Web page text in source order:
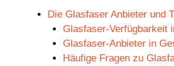
Die Glasfaser Anbieter und
Glasfaser-Verfügbarkeit
Glasfaser-Anbieter in
Häufige Fragen zu